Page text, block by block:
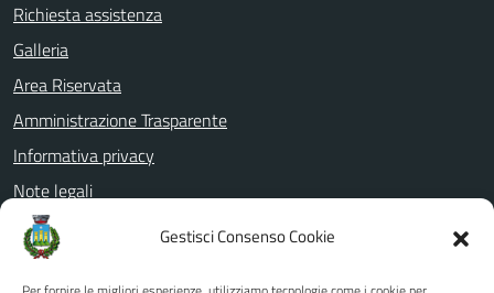
Gestisci Consenso Cookie
Richiesta assistenza
Galleria
Area Riservata
Amministrazione Trasparente
Informativa privacy
Note legali
Dichiarazione di accessibilità
Whistleblowing